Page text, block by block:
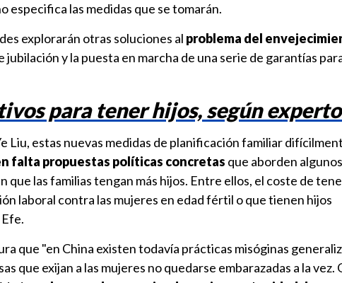
especifica las medidas que se tomarán.
explorarán otras soluciones al problema del
jubilación y la puesta en marcha de una serie de garantías
para tener hijos, según
Liu, estas nuevas medidas de planificación familiar
falta propuestas políticas concretas que aborden
que las familias tengan más hijos. Entre ellos, el coste de
laboral contra las mujeres en edad fértil o que tienen hijos
que "en China existen todavía prácticas misóginas
que exijan a las mujeres no quedarse embarazadas a la vez.